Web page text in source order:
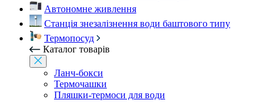
Автономне живлення
Станція знезалізнення води баштового типу
Термопосуд
Каталог товарів
Ланч-бокси
Термочашки
Пляшки-термоси для води